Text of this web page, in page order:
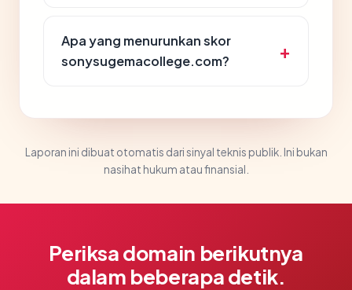
Apa yang menurunkan skor
sonysugemacollege.com?
Laporan ini dibuat otomatis dari sinyal teknis publik. Ini bukan
nasihat hukum atau finansial.
Periksa domain berikutnya
dalam beberapa detik.